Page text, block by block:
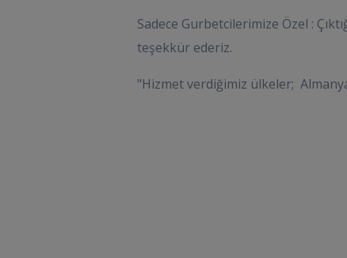
Sadece Gurbetcilerimize Özel :
teşekkür ederiz.
"Hizmet verdiğimiz ülkeler;